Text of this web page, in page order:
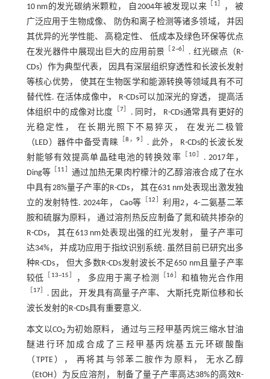
10 nm的发光碳纳米颗粒， 自2004年被发现以来 ［ 1］
， 被
广泛应用于生物成像、 防伪和离子检测等诸多领域， 并因
其优异的光学性能、 高稳定性、 低成本及绿色环保等优点
在发光器件中展现出巨大的应用前景 ［2~6］ . 红光碳点（R-
CDs）作为典型代表， 因具有深层组织穿透性和长波长发射
等核心优势， 使其在生物医学和能源转换等领域具有不可
替代性. 在活体成像中， R-CDs可以加深光的穿透， 提高活
体组织中的成像对比度 ［7］
. 同时， R-CDs通常具有更好的
光稳定性， 在长期光照下不易猝灭， 在发光二极管
（LED）器件中备受青睐 ［8 ，9］ . 此外， R-CDs的长波长发
射能够有效提高单晶硅电池的转换效率 ［ 10］ . 2017年，
Ding等 ［11］通过加热无果肉柠檬汁的乙醇溶液合成了在水
中具有28%量子产率的R-CDs， 其在631 nm处表现出激发独
立的发射特性. 2024年， Cao等 ［12］利用2，4-二氨基二苯
胺和硫脲为原料， 通过溶剂热反应制备了氮和硫共掺杂的
R-CDs， 其在613 nm处表现出强的红光发射， 量子产率可
达34%， 并成功应用于指纹识别系统. 虽然目前已研究出多
种R-CDs， 但大多数R-CDs发射波长不足650 nm且量子产率
较低
［ 13~15］ ， 多应用于离子检测 ［16］和植物光合作用
［17］ . 因此， 开发具有高量子产率、 大斯托克斯位移和长
波长发射的R-CDs具有重要意义.
本文以CO2 为初始原料， 通过与三羟甲基丙烷三缩水甘油
醚进行环加成合成了三羟甲基丙烷基五元环碳酸酯
（TPTE）， 再将其与邻苯二胺作为原料， 无水乙醇
（EtOH）为反应溶剂， 制备了量子产率高达38%的高效R-